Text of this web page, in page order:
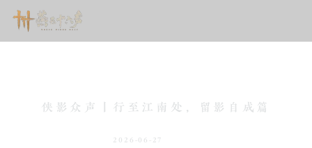
侠影众声丨行至江南处，留影自成篇
2026-06-27